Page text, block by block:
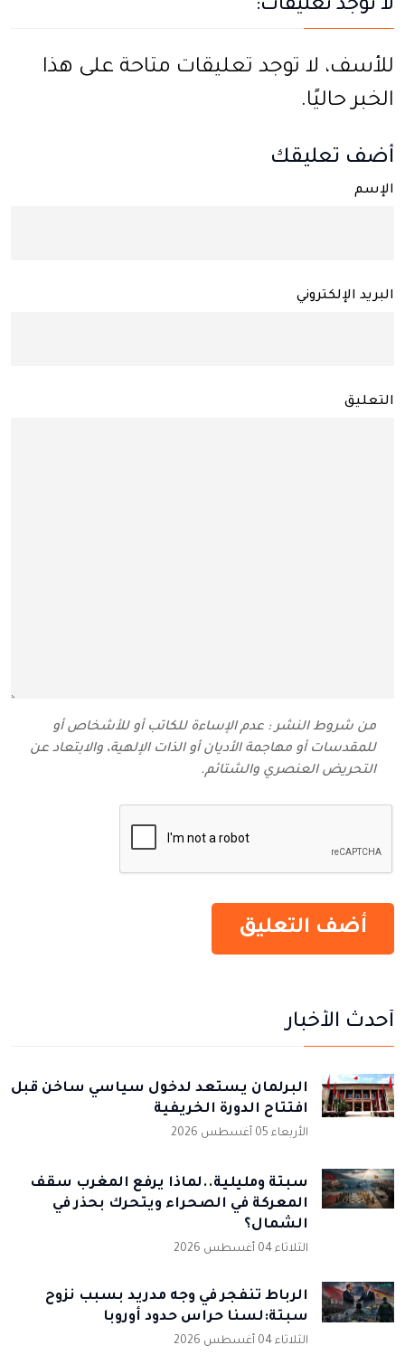
لا توجد تعليقات:
للأسف، لا توجد تعليقات متاحة على هذا
الخبر حاليًا.
أضف تعليقك
الإسم
البريد الإلكتروني
التعليق
من شروط النشر : عدم الإساءة للكاتب أو للأشخاص أو
للمقدسات أو مهاجمة الأديان أو الذات الإلهية، والابتعاد عن
التحريض العنصري والشتائم‬.
أحدث الأخبار
البرلمان يستعد لدخول سياسي ساخن قبل
افتتاح الدورة الخريفية
الأربعاء 05 أغسطس 2026
سبتة ومليلية..لماذا يرفع المغرب سقف
المعركة في الصحراء ويتحرك بحذر في
الشمال؟
الثلاثاء 04 أغسطس 2026
الرباط تنفجر في وجه مدريد بسبب نزوح
سبتة:لسنا حراس حدود أوروبا
الثلاثاء 04 أغسطس 2026